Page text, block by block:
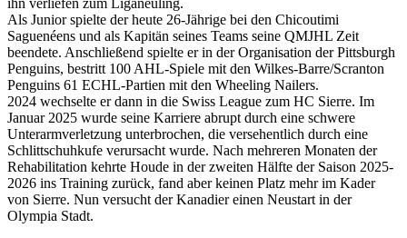
ihn verliefen zum Liganeuling.
Als Junior spielte der heute 26-Jährige bei den Chicoutimi
Saguenéens und als Kapitän seines Teams seine QMJHL Zeit
beendete. Anschließend spielte er in der Organisation der Pittsburgh
Penguins, bestritt 100 AHL-Spiele mit den Wilkes-Barre/Scranton
Penguins 61 ECHL-Partien mit den Wheeling Nailers.
2024 wechselte er dann in die Swiss League zum HC Sierre. Im
Januar 2025 wurde seine Karriere abrupt durch eine schwere
Unterarmverletzung unterbrochen, die versehentlich durch eine
Schlittschuhkufe verursacht wurde. Nach mehreren Monaten der
Rehabilitation kehrte Houde in der zweiten Hälfte der Saison 2025-
2026 ins Training zurück, fand aber keinen Platz mehr im Kader
von Sierre. Nun versucht der Kanadier einen Neustart in der
Olympia Stadt.